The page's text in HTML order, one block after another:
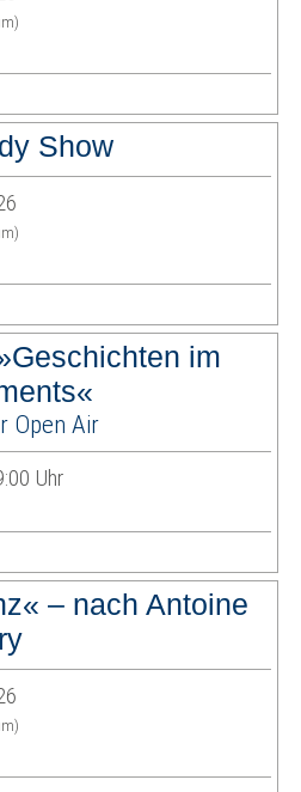
Show
im
Open Air
Uhr
– nach Antoine